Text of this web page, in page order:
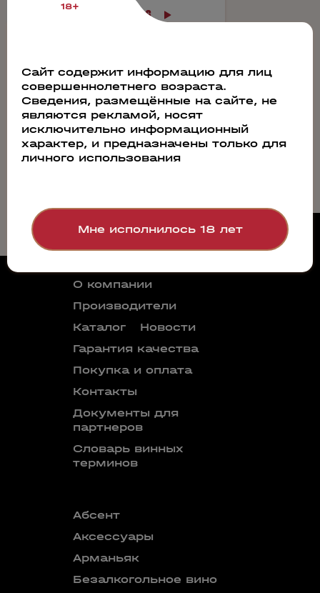
Апрель 2026
13
14 15 16 17 18
19
20
21 22 23 24 25 26
27 28 29 30
О компании
Производители
Каталог
Новости
Гарантия качества
Покупка и оплата
Контакты
Документы для
партнеров
Словарь винных
терминов
Абсент
Аксессуары
Арманьяк
Безалкогольное вино
18+
Сайт содержит информацию для лиц
совершеннолетнего возраста.
Сведения, размещённые на сайте, не
являются рекламой, носят
исключительно информационный
характер, и предназначены только для
личного использования
Мне исполнилось 18 лет